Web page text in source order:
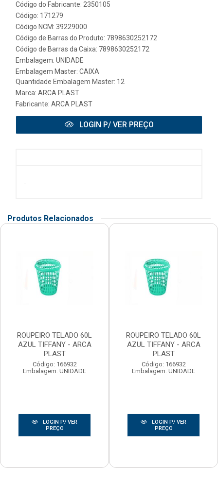
Código do Fabricante: 2350105
Código: 171279
Código NCM: 39229000
Código de Barras do Produto: 7898630252172
Código de Barras da Caixa: 7898630252172
Embalagem: UNIDADE
Embalagem Master: CAIXA
Quantidade Embalagem Master: 12
Marca: ARCA PLAST
Fabricante: ARCA PLAST
LOGIN P/ VER PREÇO
.
Produtos Relacionados
ROUPEIRO TELADO 60L
AZUL TIFFANY - ARCA
PLAST
Código: 166932
Embalagem: UNIDADE
LOGIN P/ VER
PREÇO
ROUPEIRO TELADO 60L
AZUL TIFFANY - ARCA
PLAST
Código: 166932
Embalagem: UNIDADE
LOGIN P/ VER
PREÇO